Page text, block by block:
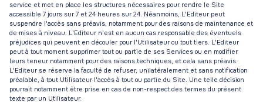
service et met en place les structures nécessaires pour rendre le Site
accessible 7 jours sur 7 et 24 heures sur 24. Néanmoins, L'Editeur peut
suspendre l'accès sans préavis, notamment pour des raisons de maintenance et
de mises à niveau. L'Editeur n'est en aucun cas responsable des éventuels
préjudices qui peuvent en découler pour l'Utilisateur ou tout tiers. L'Editeur
peut à tout moment supprimer tout ou partie de ses Services ou en modifier
leurs teneur notamment pour des raisons techniques, et cela sans préavis.
L'Editeur se réserve la faculté de refuser, unilatéralement et sans notification
préalable, à tout Utilisateur l'accès à tout ou partie du Site. Une telle décision
pourrait notamment être prise en cas de non-respect des termes du présent
texte par un Utilisateur.